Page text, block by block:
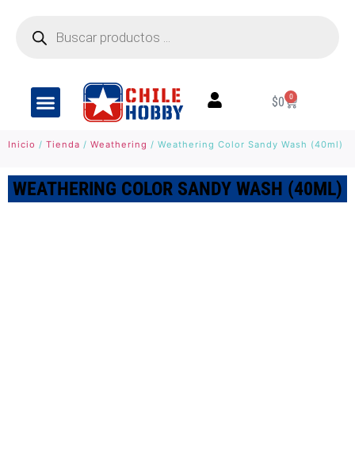
$0 0
Inicio / Tienda / Weathering / Weathering Color Sandy Wash (40ml)
WEATHERING COLOR SANDY WASH (40ML)